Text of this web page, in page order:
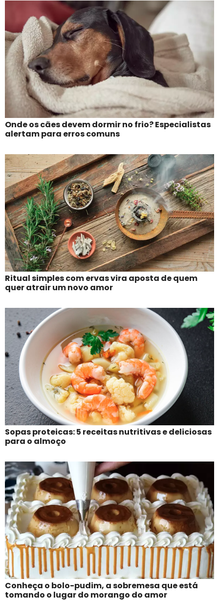
Onde os cães devem dormir no frio? Especialistas
alertam para erros comuns
Ritual simples com ervas vira aposta de quem
quer atrair um novo amor
Sopas proteicas: 5 receitas nutritivas e deliciosas
para o almoço
Conheça o bolo-pudim, a sobremesa que está
tomando o lugar do morango do amor